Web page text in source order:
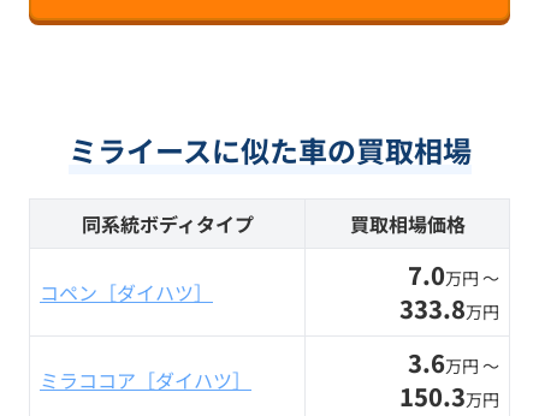
ミライースに似た車の買取相場
同系統ボディタイプ 買取相場価格
コペン［ダイハツ］ 7.0万円 〜
333.8万円
ミラココア［ダイハツ］ 3.6万円 〜
150.3万円